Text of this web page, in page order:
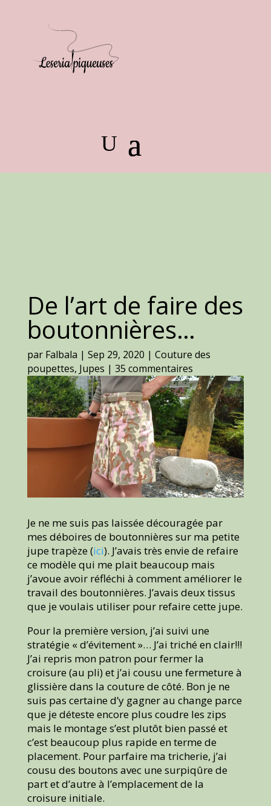
De l’art de faire des
boutonnières…
par Falbala | Sep 29, 2020 | Couture des
poupettes, Jupes | 35 commentaires
Je ne me suis pas laissée découragée par
mes déboires de boutonnières sur ma petite
jupe trapèze (ici). J’avais très envie de refaire
ce modèle qui me plait beaucoup mais
j’avoue avoir réfléchi à comment améliorer le
travail des boutonnières. J’avais deux tissus
que je voulais utiliser pour refaire cette jupe.
Pour la première version, j’ai suivi une
stratégie « d’évitement »… J’ai triché en clair!!!
J’ai repris mon patron pour fermer la
croisure (au pli) et j’ai cousu une fermeture à
glissière dans la couture de côté. Bon je ne
suis pas certaine d’y gagner au change parce
que je déteste encore plus coudre les zips
mais le montage s’est plutôt bien passé et
c’est beaucoup plus rapide en terme de
placement. Pour parfaire ma tricherie, j’ai
cousu des boutons avec une surpiqûre de
part et d’autre à l’emplacement de la
croisure initiale.